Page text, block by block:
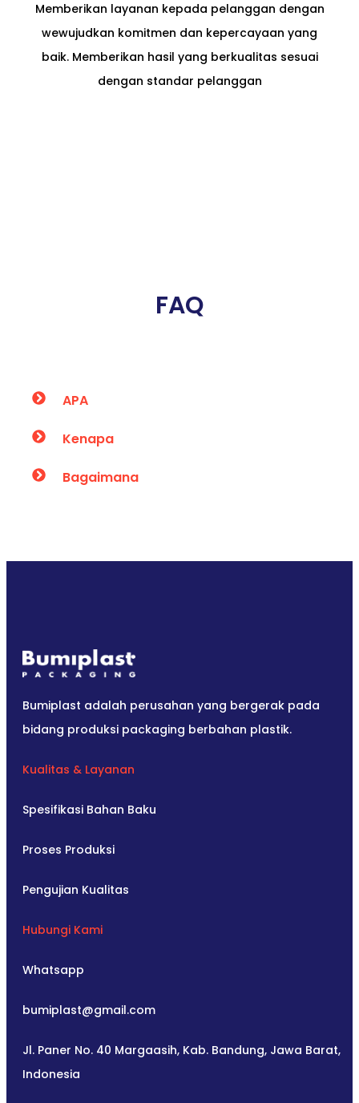
Memberikan layanan kepada pelanggan dengan
wewujudkan komitmen dan kepercayaan yang
baik. Memberikan hasil yang berkualitas sesuai
dengan standar pelanggan
FAQ
APA
Kenapa
Bagaimana
Bumiplast adalah perusahan yang bergerak pada
bidang produksi packaging berbahan plastik.
Kualitas & Layanan
Spesifikasi Bahan Baku
Proses Produksi
Pengujian Kualitas
Hubungi Kami
Whatsapp
bumiplast@gmail.com
Jl. Paner No. 40 Margaasih, Kab. Bandung, Jawa Barat,
Indonesia